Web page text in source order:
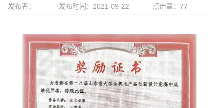
发布者： 发布时间：2021-09-22 点击量：77